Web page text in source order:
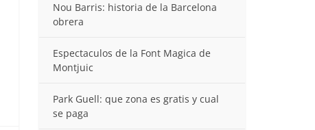
Nou Barris: historia de la Barcelona
obrera
Espectaculos de la Font Magica de
Montjuic
Park Guell: que zona es gratis y cual
se paga